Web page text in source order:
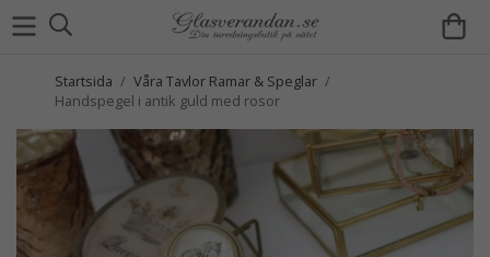
Startsida / Våra Tavlor Ramar & Speglar /
Handspegel i antik guld med rosor